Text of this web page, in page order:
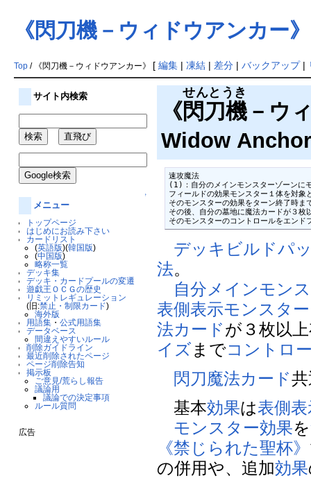
《閃刀機－ウィドウアンカー》
Top/ 《閃刀機－ウィドウアンカー》 [ 編集| 凍結| 差分| バックアップ|
サイト内検索
↑
メニュー
トップページ
はじめにお読み下さい
カードリスト
(英語版)(韓国版)
(中国版)
略称一覧
デッキ集
デッキ・カードプールの変遷
遊戯王ＯＣＧの歴史
リミットレギュレーション
(旧:禁止・制限カード)
海外版
用語集 ・公式用語集
データベース
間違えやすいルール
削除ガイドライン
最近削除されたページ
ページ削除告知
掲示板
ご意見/荒らし報告
議論用
議論での決定事項
ルール質問
広告
《閃刀機
せんとうき
－ウ
Widow
速攻魔法
(1)：自分のメインモンスターゾーンに
フィールドの効果モンスター１体を対象
そのモンスターの効果をターン終了時ま
その後、自分の墓地に魔法カードが３枚
そのモンスターのコントロールをエンド
デッキビルドパ
法。
自分 メインモン
表側表示モンスター
法カードが３枚以
イズ までコントロ
閃刀魔法カード
基本効果は表側
モンスター効果を
《禁じられた聖杯》
の併用や、追加効果